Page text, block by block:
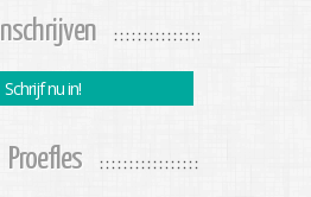
Inschrijven
Schrijf nu in!
Proefles